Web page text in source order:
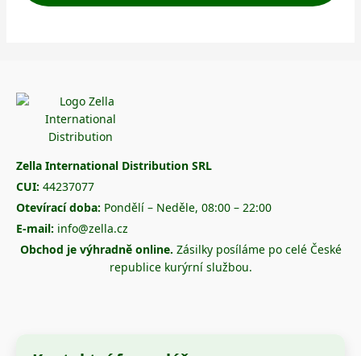
Zella International Distribution SRL
CUI: 44237077
Otevírací doba: Pondělí – Neděle, 08:00 – 22:00
E-mail: info@zella.cz
Obchod je výhradně online. Zásilky posíláme po celé České
republice kurýrní službou.